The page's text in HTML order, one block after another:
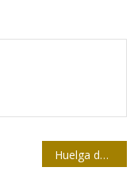
Huelga de escritores de Hollywood pone seriales en peligro